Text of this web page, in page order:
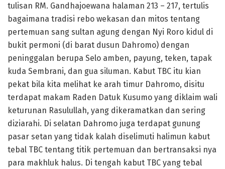
tulisan RM. Gandhajoewana halaman 213 – 217, tertulis
bagaimana tradisi rebo wekasan dan mitos tentang
pertemuan sang sultan agung dengan Nyi Roro kidul di
bukit permoni (di barat dusun Dahromo) dengan
peninggalan berupa Selo amben, payung, teken, tapak
kuda Sembrani, dan gua siluman. Kabut TBC itu kian
pekat bila kita melihat ke arah timur Dahromo, disitu
terdapat makam Raden Datuk Kusumo yang diklaim wali
keturunan Rasulullah, yang dikeramatkan dan sering
diziarahi. Di selatan Dahromo juga terdapat gunung
pasar setan yang tidak kalah diselimuti halimun kabut
tebal TBC tentang titik pertemuan dan bertransaksi nya
para makhluk halus. Di tengah kabut TBC yang tebal